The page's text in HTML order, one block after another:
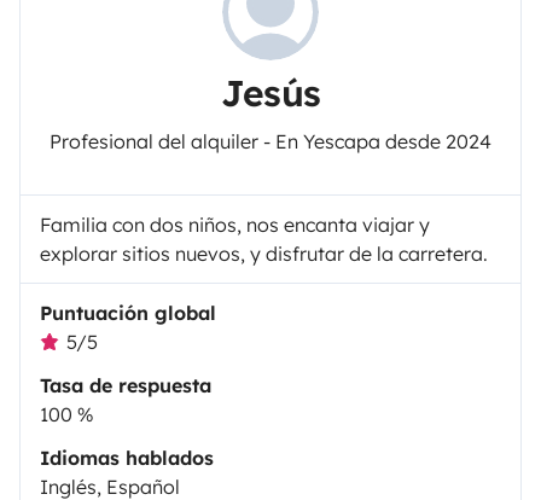
Jesús
Profesional del alquiler - En Yescapa desde 2024
Familia con dos niños, nos encanta viajar y
explorar sitios nuevos, y disfrutar de la carretera.
Puntuación global
5/5
Tasa de respuesta
100 %
Idiomas hablados
Inglés, Español